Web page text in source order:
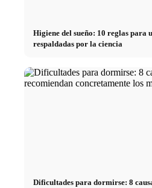
Higiene del sueño: 10 reglas para
respaldadas por la ciencia
Dificultades para dormirse: 8